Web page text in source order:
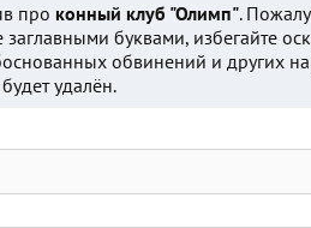
про конный клуб "Олимп".
заглавными буквами, избегайте
обвинений и других
удалён.